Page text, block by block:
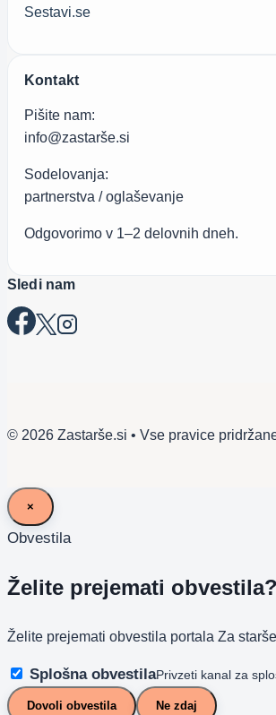
Sestavi.se
Kontakt
Pišite nam:
info@zastarše.si
Sodelovanja:
partnerstva / oglaševanje
Odgovorimo v 1–2 delovnih dneh.
Sledi nam
© 2026 Zastarše.si • Vse pravice
×
Obvestila
Želite prejemati obvestila?
Želite prejemati obvestila portala Za
Splošna obvestilaPrivzeti kanal za
Dovoli obvestila Ne zdaj